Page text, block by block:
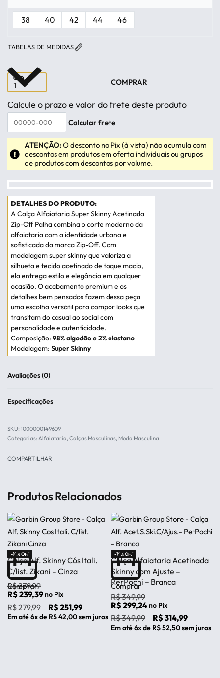
38 40 42 44 46
TABELAS DE MEDIDAS
QTD COMPRAR
Calcule o prazo e valor do frete deste produto
ATENÇÃO:O desconto no Pix (à vista) não acumula com
descontos em produtos em oferta individuais ou grupos
de produtos com descontos por volume.
A Calça Alfaiataria Super Skinny Acetinada
Zip-Off Palha combina o corte moderno da
alfaiataria com a identidade urbana e
sofisticada da marca Zip-Off. Com
modelagem super skinny que valoriza a
silhueta e tecido acetinado de toque macio,
ela entrega estilo e elegância em qualquer
ocasião. O acabamento premium e os
detalhes bem pensados fazem dessa peça
uma escolha versátil para compor looks que
transitam do casual ao social com
personalidade e autenticidade.
Composição: 98% algodão e 2% elastano
Modelagem: Super Skinny
Avaliações (0)
Especificações
1000000149609
Categorias: Alfaiataria,Calças Masculinas, Moda Masculina
COMPARTILHAR
Produtos Relacionados
-10% OFF
Comprar
Calça Alf. Skinny Cós Itali.
C/list. Zikani – Cinza
R$279,99
R$ 239,39no Pix
R$279,99 R$ 251,99
Em até6x de R$42,00sem juros
-10% OFF
Comprar
Calça Alfaiataria Acetinada
Skinny com Ajuste –
PerPochi – Branca
R$349,99
R$ 299,24no Pix
R$349,99 R$ 314,99
Em até6x de R$52,50sem juros